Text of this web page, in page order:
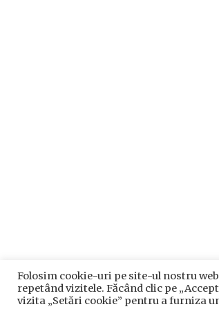
Folosim cookie-uri pe site-ul nostru
repetând vizitele. Făcând clic pe
vizita „Setări cookie” pentru a furniza